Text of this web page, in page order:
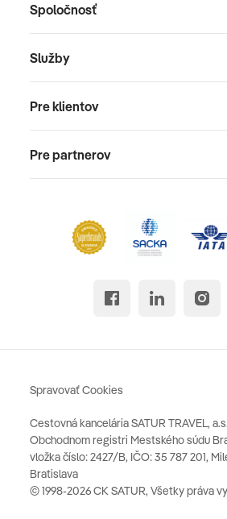
Spoločnosť
Služby
Pre klientov
Pre partnerov
Cestovná kancelária SATUR TRAVEL,
Obchodnom registri Mestského súdu
vložka číslo: 2427/B, IČO: 35 787 201,
Bratislava
© 1998-2026 CK SATUR, Všetky práva
Spravovať Cookies